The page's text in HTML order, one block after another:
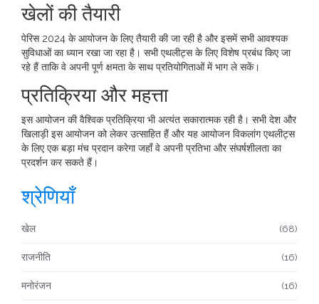
खेलों की तैयारी
पेरिस 2024 के आयोजन के लिए तैयारी की जा रही है और इसमें सभी आवश्यक
सुविधाओं का ध्यान रखा जा रहा है। सभी एथलीट्स के लिए विशेष प्रबंध किए जा
रहे हैं ताकि वे अपनी पूर्ण क्षमता के साथ प्रतियोगिताओं में भाग ले सकें।
प्रतिक्रिया और महत्ता
इस आयोजन की वैश्विक प्रतिक्रिया भी अत्यंत सकारात्मक रही है। सभी देश और
खिलाड़ी इस आयोजन को लेकर उत्साहित हैं और यह आयोजन विकलांग एथलीट्स
के लिए एक बड़ा मंच प्रदान करेगा जहाँ वे अपनी प्रतिभा और संघर्षशीलता का
प्रदर्शन कर सकते हैं।
श्रेणियाँ
खेल (68)
राजनीति (16)
मनोरंजन (16)